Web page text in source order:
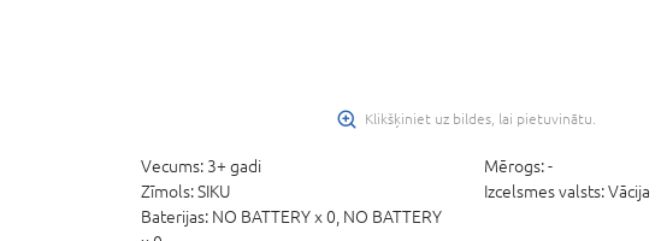
Klikšķiniet uz bildes, lai pietuvinātu.
Vecums: 3+ gadi Mērogs:-
Zīmols:SIKU Izcelsmes valsts:Vācija
Baterijas: NO BATTERY x 0, NO BATTERY